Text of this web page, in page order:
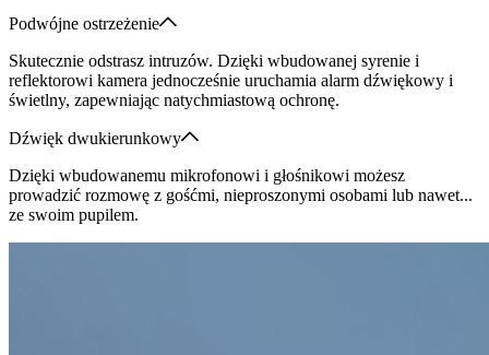
Podwójne ostrzeżenie
Skutecznie odstrasz intruzów. Dzięki wbudowanej syrenie i
reflektorowi kamera jednocześnie uruchamia alarm dźwiękowy i
świetlny, zapewniając natychmiastową ochronę.
Dźwięk dwukierunkowy
Dzięki wbudowanemu mikrofonowi i głośnikowi możesz
prowadzić rozmowę z gośćmi, nieproszonymi osobami lub nawet...
ze swoim pupilem.